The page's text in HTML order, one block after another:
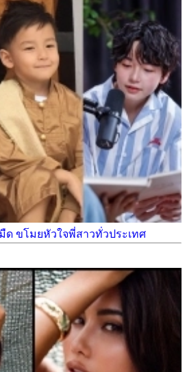
ขโมยหัวใจพี่สาวทั่วประเทศ